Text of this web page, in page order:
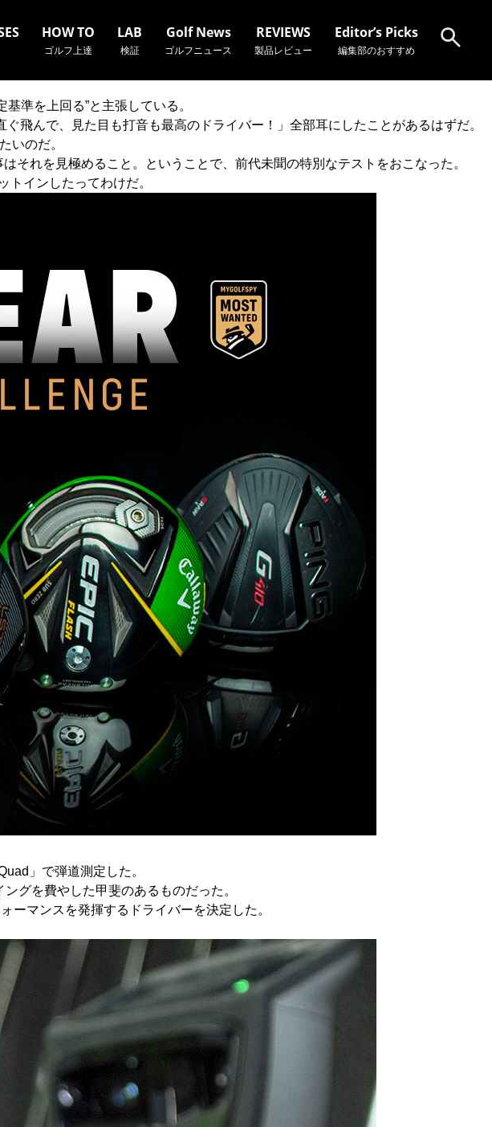
HOW TO
ゴルフ上達
LAB
検証
Golf News
ゴルフニュース
REVIEWS
製品レビュー
Editor’s Picks
編集部のおすすめ
準を上回る”と主張している。
飛んで、見た目も打音も最高のドライバー！」全部耳にしたことがあるはずだ。
いのだ。
それを見極めること。ということで、前代未聞の特別なテストをおこなった。
インしたってわけだ。
」で弾道測定した。
グを費やした甲斐のあるものだった。
ーマンスを発揮するドライバーを決定した。
ください。
検索